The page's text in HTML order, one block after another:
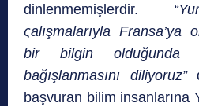
dinlenmemişlerdir.
ςalışmalarıyla Fransa’ya
bir bilgin olduğunda
bağışlanmasını diliyoruz”
başvuran bilim insanlarına